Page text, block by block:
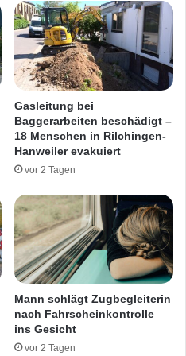
Gasleitung bei
Baggerarbeiten beschädigt –
18 Menschen in Rilchingen-
Hanweiler evakuiert
vor 2 Tagen
Mann schlägt Zugbegleiterin
nach Fahrscheinkontrolle
ins Gesicht
vor 2 Tagen